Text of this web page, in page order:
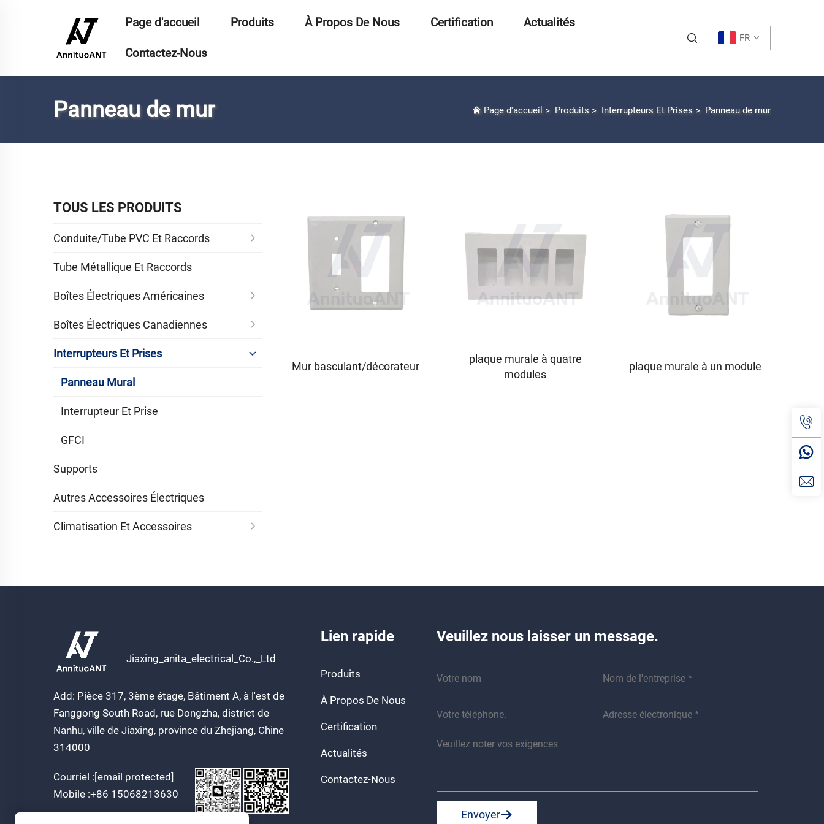
Page d'accueil Produits À Propos De Nous Certification Actualités
Contactez-Nous
FR
Panneau de mur Page d'accueil > Produits > Interrupteurs Et Prises > Panneau de mur
TOUS LES PRODUITS
Conduite/Tube PVC Et Raccords
Tube Métallique Et Raccords
Boîtes Électriques Américaines
Boîtes Électriques Canadiennes
Interrupteurs Et Prises
Panneau Mural
Interrupteur Et Prise
GFCI
Supports
Autres Accessoires Électriques
Climatisation Et Accessoires
Mur basculant/décorateur
plaque murale à quatre
modules
plaque murale à un module
Jiaxing_anita_electrical_Co.,_Ltd
Add: Pièce 317, 3ème étage, Bâtiment A, à l'est de
Fanggong South Road, rue Dongzha, district de
Nanhu, ville de Jiaxing, province du Zhejiang, Chine
314000
Courriel : [email protected]
Mobile :+86 15068213630
Lien rapide
Produits
À Propos De Nous
Certification
Actualités
Contactez-Nous
Veuillez nous laisser un message.
Envoyer